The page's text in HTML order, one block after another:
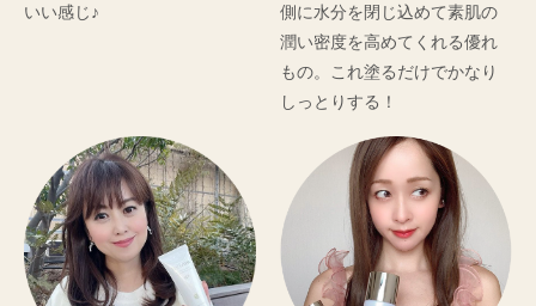
いい感じ♪
側に水分を閉じ込めて素肌の
潤い密度を高めてくれる優れ
もの。これ塗るだけでかなり
しっとりする！